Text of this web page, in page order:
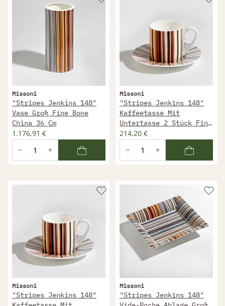
Missoni
"Stripes Jenkins 148"
Vase Groß Fine Bone
China 36 Cm
1.176,91 €
Missoni
"Stripes Jenkins 148"
Kaffeetasse Mit
Untertasse 2 Stück Fine
Bone China 100 Ml
214,20 €
Missoni
"Stripes Jenkins 148"
Missoni
"Stripes Jenkins 148"